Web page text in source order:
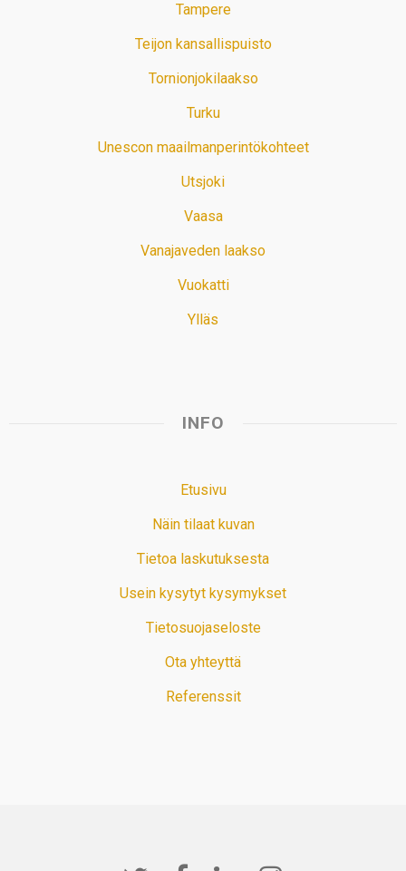
Tampere
Teijon kansallispuisto
Tornionjokilaakso
Turku
Unescon maailmanperintökohteet
Utsjoki
Vaasa
Vanajaveden laakso
Vuokatti
Ylläs
INFO
Etusivu
Näin tilaat kuvan
Tietoa laskutuksesta
Usein kysytyt kysymykset
Tietosuojaseloste
Ota yhteyttä
Referenssit